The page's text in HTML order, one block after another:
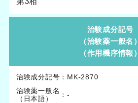
治験成分記号
（治験薬一般名）
（作用機序情報）
治験成分記号 ： MK-2870
治験薬一般名
（日本語）
：-